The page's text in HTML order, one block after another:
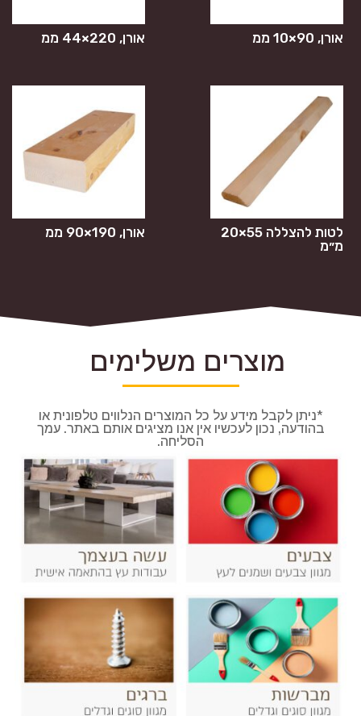
אורן, 90×10 ממ אורן, 220×44 ממ
לטות להצללה 55×20
מ״מ
אורן, 190×90 ממ
מוצרים משלימים
*ניתן לקבל מידע על כל המוצרים הנלווים טלפונית או
בהודעה, נכון לעכשיו אין אנו מציגים אותם באתר. עמך
הסליחה.